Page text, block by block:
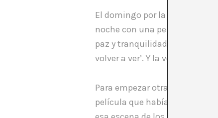
El domingo por la noche fui a
noche con una peli, me puse
paz y tranquilidad. La
volver a ver’. Y la volvimos a
Para empezar otra semana
película que había visto el